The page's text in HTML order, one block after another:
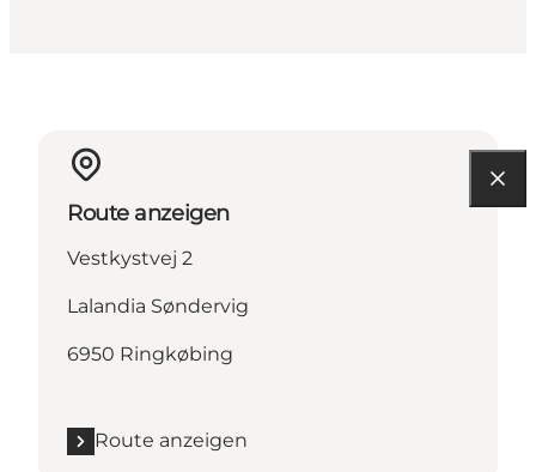
Route anzeigen
Vestkystvej 2
Lalandia Søndervig
6950 Ringkøbing
Route anzeigen